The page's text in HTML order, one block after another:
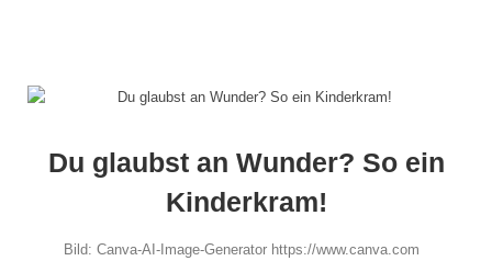
Du glaubst an Wunder? So ein
Kinderkram!
Bild: Canva-AI-Image-Generator https://www.canva.com